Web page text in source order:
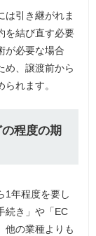
は引き継がれま
を結び直す必要
が必要な場合
め、譲渡前から
れます。
程度の期
1年程度を要し
続き」や「EC
他の業種よりも